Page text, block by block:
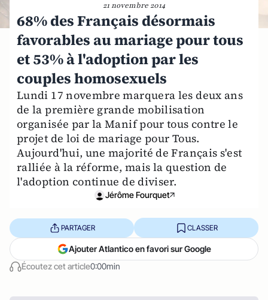
21 novembre 2014
68% des Français désormais
favorables au mariage pour tous
et 53% à l'adoption par les
couples homosexuels
Lundi 17 novembre marquera les deux ans
de la première grande mobilisation
organisée par la Manif pour tous contre le
projet de loi de mariage pour Tous.
Aujourd'hui, une majorité de Français s'est
ralliée à la réforme, mais la question de
l'adoption continue de diviser.
Jérôme Fourquet
Écoutez cet article0:00min
PARTAGER CLASSER
Ajouter Atlantico en favori sur Google